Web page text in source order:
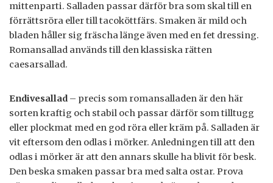
mittenparti. Salladen passar därför bra som skal till en
förrättsröra eller till tacoköttfärs. Smaken är mild och
bladen håller sig fräscha länge även med en fet dressing.
Romansallad används till den klassiska rätten
caesarsallad.
Endivesallad – precis som romansalladen är den här
sorten kraftig och stabil och passar därför som tilltugg
eller plockmat med en god röra eller kräm på. Salladen är
vit eftersom den odlas i mörker. Anledningen till att den
odlas i mörker är att den annars skulle ha blivit för besk.
Den beska smaken passar bra med salta ostar. Prova